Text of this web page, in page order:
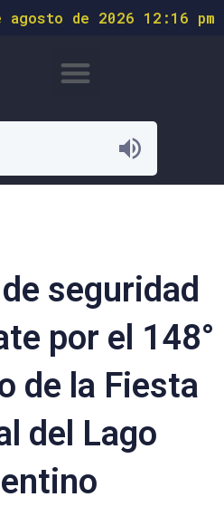
agosto de 2026 12:16 pm
seguridad
por el 148°
de la Fiesta
del Lago